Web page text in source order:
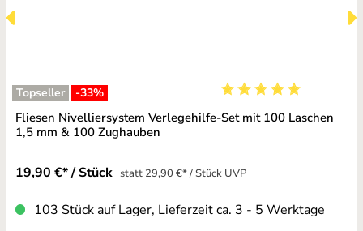
Topseller -33%
Durchschnittliche
Fliesen Nivelliersystem Verlegehilfe-Set mit 100 Laschen
1,5 mm & 100 Zughauben
19,90 €* / Stück statt 29,90 €* / Stück UVP
103 Stück auf Lager, Lieferzeit ca. 3 - 5 Werktage